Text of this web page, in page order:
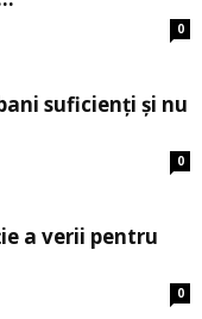
0
suficienți și nu
0
a verii pentru
0